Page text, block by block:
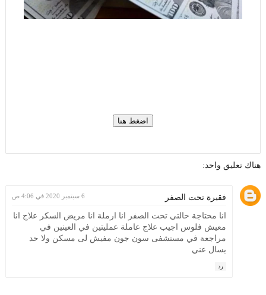
هناك تعليق واحد:
فقيرة تحت الصفر 6 سبتمبر 2020 في 4:06 ص
انا محتاجة حالتي تحت الصفر انا ارملة انا مريض السكر علاج انا
معيش فلوس اجيب علاج عاملة عمليتين في العينين في
مراجعة في مستشفى سون جون مفيش لى مسكن ولا حد
يسال عني
رد